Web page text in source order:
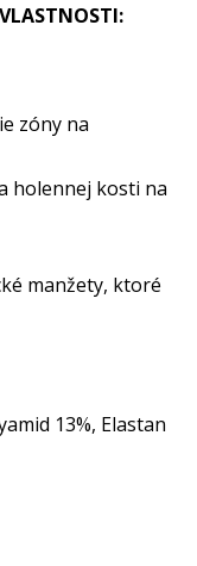
zóny na
holennej kosti na
manžety, ktoré
13%, Elastan